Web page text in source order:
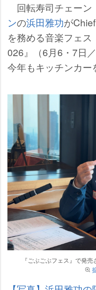
回転寿司チェーン
ンの浜田雅功が
を務める音楽フェ
026』（6月6・7日
今年もキッチンカー
『ごぶごぶフェス』で発